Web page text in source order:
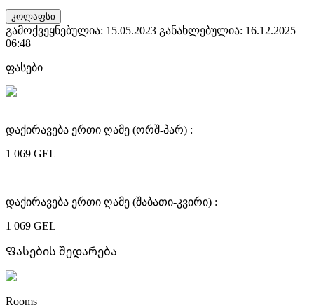
კოლაფსი
გამოქვეყნებულია: 15.05.2023 განახლებულია: 16.12.2025
06:48
ფასები
დაქირავება ერთი ღამე (ორშ-პარ) :
1 069 GEL
დაქირავება ერთი ღამე (შაბათი-კვირი) :
1 069 GEL
Ფასების შედარება
Rooms